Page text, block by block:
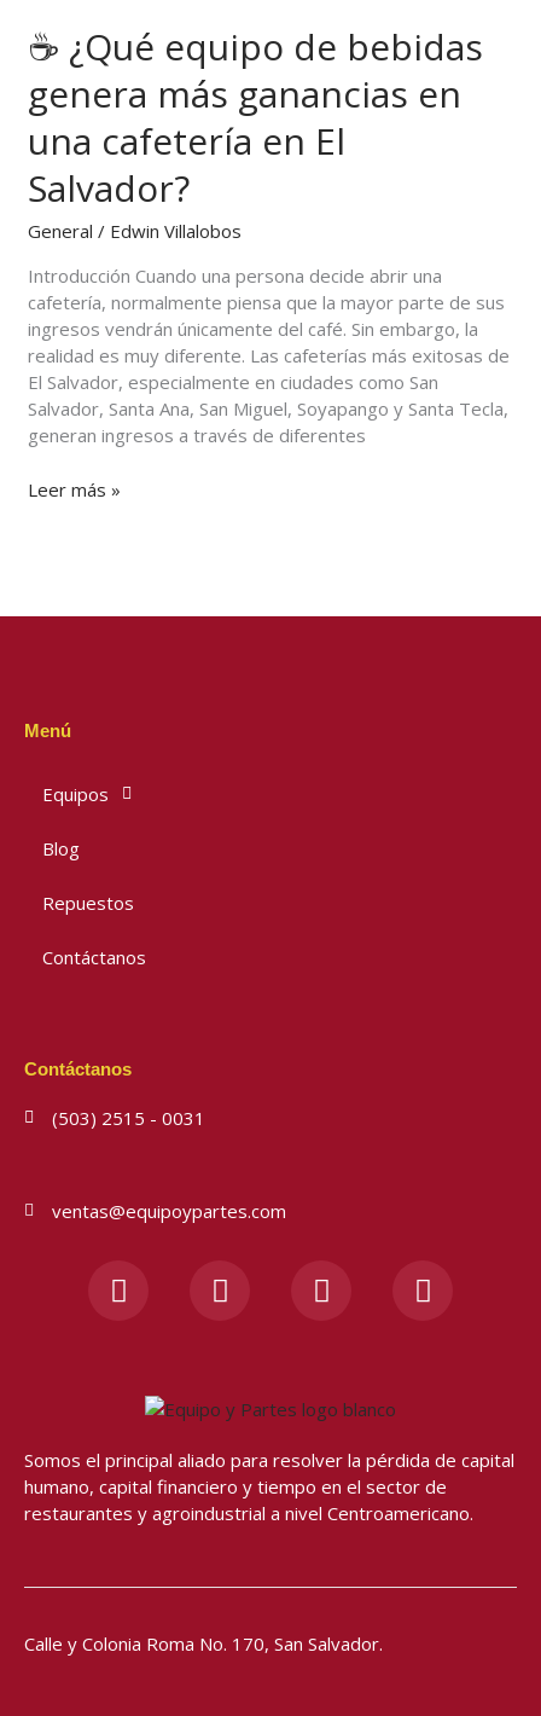
☕ ¿Qué equipo de bebidas
genera más ganancias en
una cafetería en El
Salvador?
General / Edwin Villalobos
Introducción Cuando una persona decide abrir una
cafetería, normalmente piensa que la mayor parte de sus
ingresos vendrán únicamente del café. Sin embargo, la
realidad es muy diferente. Las cafeterías más exitosas de
El Salvador, especialmente en ciudades como San
Salvador, Santa Ana, San Miguel, Soyapango y Santa Tecla,
generan ingresos a través de diferentes
equipo
de
bebidas
genera
más
en
una
en
El
Salvador?
Leer más »
Menú
Equipos
Blog
Repuestos
Contáctanos
Contáctanos
(503) 2515 - 0031
ventas@equipoypartes.com
a
k
-
f
n
g
a
m
o
b
h
p
Somos el principal aliado para resolver la pérdida de capital
humano, capital financiero y tiempo en el sector de
restaurantes y agroindustrial a nivel Centroamericano.
Calle y Colonia Roma No. 170, San Salvador.